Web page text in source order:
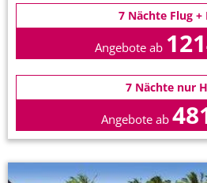
7 Nächte Flug +
Angebote ab
7 Nächte nur
Angebote ab